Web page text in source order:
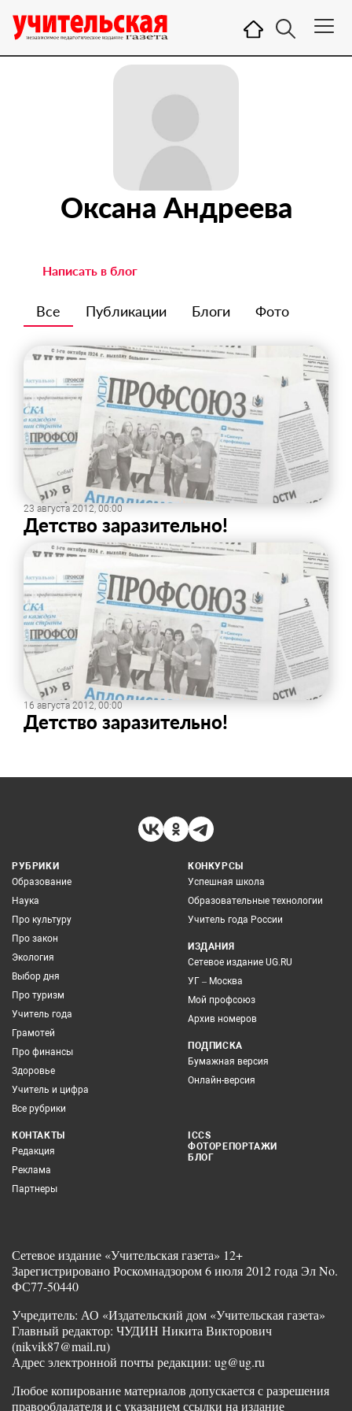
Оксана Андреева
Написать в блог
Все Публикации Блоги Фото
23 августа 2012, 00:00
Детство заразительно!
16 августа 2012, 00:00
Детство заразительно!
РУБРИКИ
Образование
Наука
Про культуру
Про закон
Экология
Выбор дня
Про туризм
Учитель года
Грамотей
Про финансы
Здоровье
Учитель и цифра
Все рубрики
КОНКУРСЫ
Успешная школа
Образовательные технологии
Учитель года России
ИЗДАНИЯ
Сетевое издание UG.RU
УГ – Москва
Мой профсоюз
Архив номеров
ПОДПИСКА
Бумажная версия
Онлайн-версия
КОНТАКТЫ
Редакция
Реклама
Партнеры
ICCS
ФОТОРЕПОРТАЖИ
БЛОГ
Сетевое издание «Учительская газета» 12+
Зарегистрировано Роскомнадзором 6 июля 2012 года Эл No.
ФС77-50440
Учредитель: АО «Издательский дом «Учительская газета»
Главный редактор: ЧУДИН Никита Викторович
(nikvik87@mail.ru)
Адрес электронной почты редакции: ug@ug.ru
Любое копирование материалов допускается с разрешения
правообладателя и с указанием ссылки на издание